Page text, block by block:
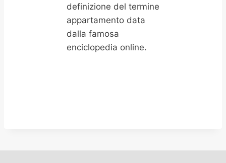
definizione del termine
appartamento data
dalla famosa
enciclopedia online.